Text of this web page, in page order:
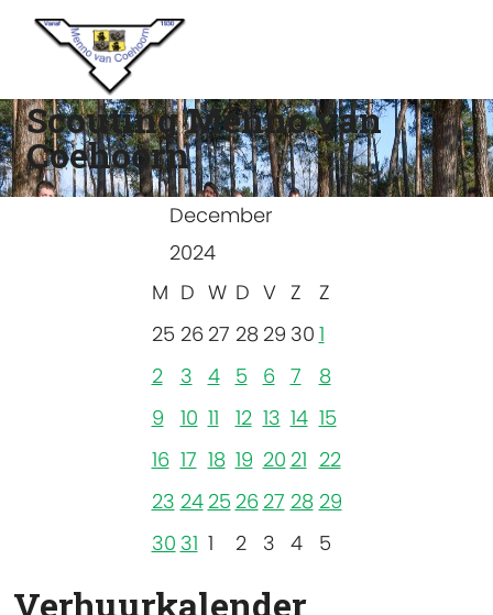
Scouting Menno van
Coehoorn
December
2024
M D W D V Z
Z
25 26 27 28 29 30 1
2
3 4 5 6 7
8
9
10 11 12 13 14 15
16 17 18 19 20 21 22
23 24 25 26 27 28 29
30 31 1 2 3 4 5
Verhuurkalender